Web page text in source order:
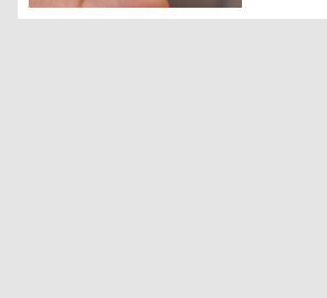
Gram altın faiz kararının ardından